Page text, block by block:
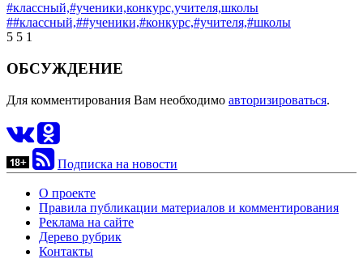
#классный,#ученики,конкурс,учителя,школы
##классный,##ученики,#конкурс,#учителя,#школы
5 5 1
ОБСУЖДЕНИЕ
Для комментирования Вам необходимо авторизироваться.
Подписка на новости
О проекте
Правила публикации материалов и комментирования
Реклама на сайте
Дерево рубрик
Контакты